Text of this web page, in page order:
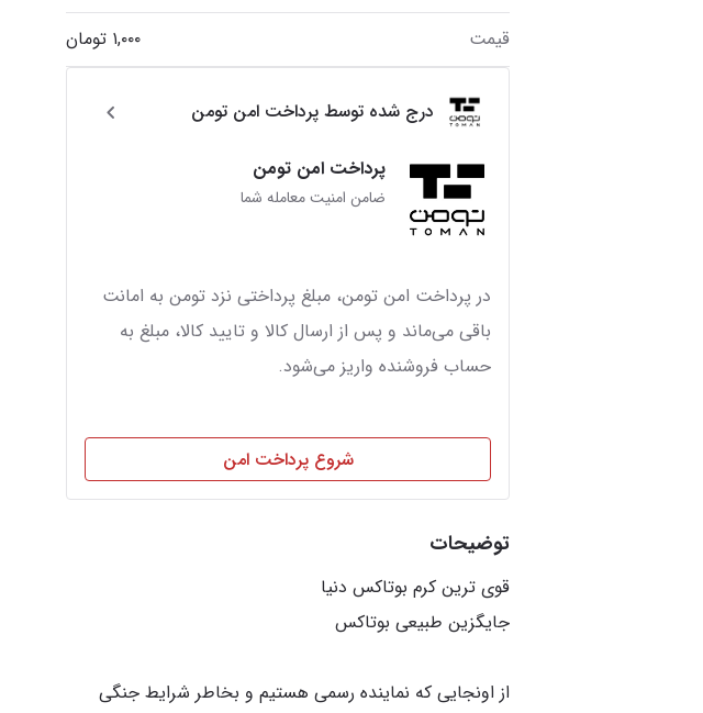
قیمت
درج شده توسط پرداخت امن تومن
پرداخت امن تومن
ضامن امنیت معامله شما
در پرداخت امن تومن، مبلغ پرداختی نزد تومن به امانت
باقی می‌ماند و پس از ارسال کالا و تایید کالا، مبلغ به
حساب فروشنده واریز می‌شود.
شروع پرداخت امن
توضیحات
از اونجایی که نماینده رسمی هستیم و بخاطر شرایط جنگی